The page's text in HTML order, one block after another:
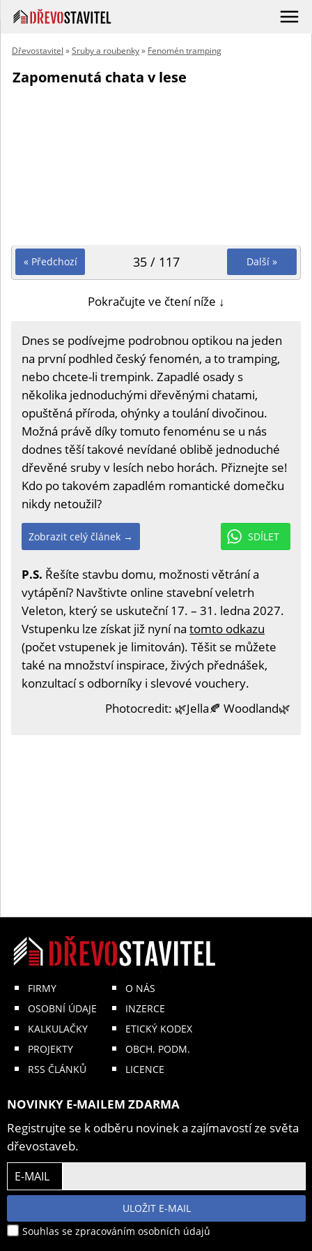
Dřevostavitel »Sruby a roubenky» Fenomén tramping
Zapomenutá chata v lese
« Předchozí Další »
35 / 117
Pokračujte ve čtení níže ↓
Dnes se podívejme podrobnou optikou na jeden
na první podhled český fenomén, a to tramping,
nebo chcete-li trempink. Zapadlé osady s
několika jednoduchými dřevěnými chatami,
opuštěná příroda, ohýnky a toulání divočinou.
Možná právě díky tomuto fenoménu se u nás
dodnes těší takové nevídané oblibě jednoduché
dřevěné sruby v lesích nebo horách. Přiznejte se!
Kdo po takovém zapadlém romantické domečku
nikdy netoužil?
SDÍLET
Zobrazit celý článek →
P.S. Řešíte stavbu domu, možnosti větrání a
vytápění? Navštivte online stavební veletrh
Veleton, který se uskuteční 17. – 31. ledna 2027.
Vstupenku lze získat již nyní na tomto odkazu
(počet vstupenek je limitován). Těšit se můžete
také na množství inspirace, živých přednášek,
konzultací s odborníky i slevové vouchery.
Photocredit: 🌿Jella🍂 Woodland🌿
FIRMY
OSOBNÍ ÚDAJE
KALKULAČKY
PROJEKTY
RSS ČLÁNKŮ
O NÁS
INZERCE
ETICKÝ KODEX
OBCH. PODM.
LICENCE
NOVINKY E-MAILEM ZDARMA
Registrujte se k odběru novinek a zajímavostí ze světa
dřevostaveb.
E-MAIL
ULOŽIT E-MAIL
Souhlas se zpracováním osobních údajů